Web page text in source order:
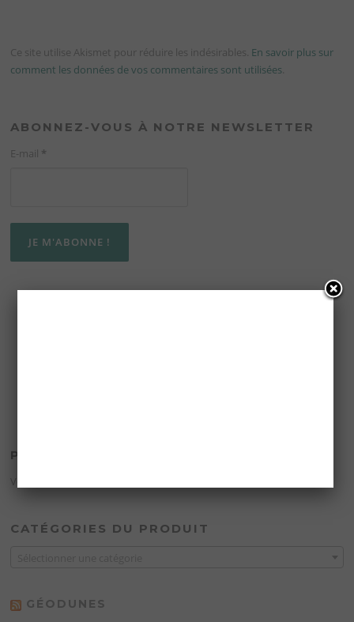
Ce site utilise Akismet pour réduire les indésirables. En savoir plus sur
comment les données de vos commentaires sont utilisées
ABONNEZ-VOUS À NOTRE NEWSLETTER
E-mail *
PANIER
CATÉGORIES DU PRODUIT
GÉODUNES